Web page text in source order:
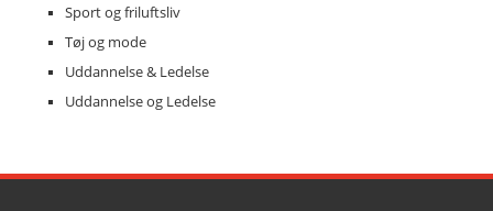
Sport og friluftsliv
Tøj og mode
Uddannelse & Ledelse
Uddannelse og Ledelse